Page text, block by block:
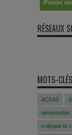
RÉSEAUX
MOTS-CLÉS
ACFAS
alimentation
colloque la